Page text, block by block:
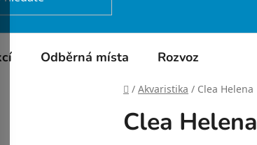
Odběrná místa Rozvoz
Domů
/ Akvaristika / Clea Helena
Clea Helena